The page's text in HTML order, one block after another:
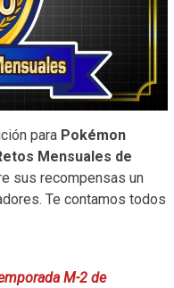
para Pokémon
Mensuales de
sus recompensas un
Te contamos todos
M-2 de